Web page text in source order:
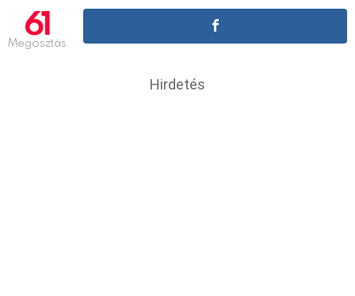
61
Megosztás
Hirdetés